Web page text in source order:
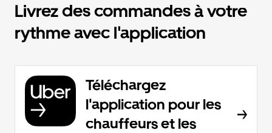
Livrez des commandes à votre
rythme avec l'application
Téléchargez
l'application pour les
chauffeurs et les